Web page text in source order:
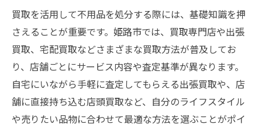
買取を活用して不用品を処分する際には、基礎知識を押
さえることが重要です。姫路市では、買取専門店や出張
買取、宅配買取などさまざまな買取方法が普及してお
り、店舗ごとにサービス内容や査定基準が異なります。
自宅にいながら手軽に査定してもらえる出張買取や、店
舗に直接持ち込む店頭買取など、自分のライフスタイル
や売りたい品物に合わせて最適な方法を選ぶことがポイ